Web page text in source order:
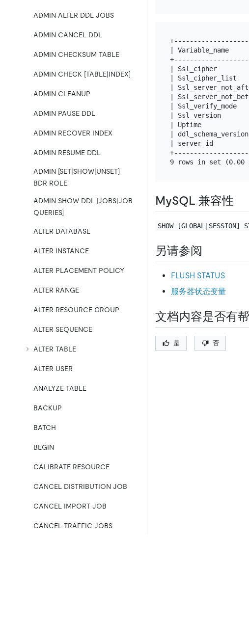
ADMIN ALTER DDL JOBS
ADMIN CANCEL DDL
ADMIN CHECKSUM TABLE
ADMIN CHECK [TABLE|INDEX]
ADMIN CLEANUP
ADMIN PAUSE DDL
ADMIN RECOVER INDEX
ADMIN RESUME DDL
ADMIN [SET|SHOW|UNSET]
BDR ROLE
ADMIN SHOW DDL [JOBS|JOB
QUERIES]
ALTER DATABASE
ALTER INSTANCE
ALTER PLACEMENT POLICY
ALTER RANGE
ALTER RESOURCE GROUP
ALTER SEQUENCE
ALTER TABLE
ALTER USER
ANALYZE TABLE
BACKUP
BATCH
BEGIN
CALIBRATE RESOURCE
CANCEL DISTRIBUTION JOB
CANCEL IMPORT JOB
CANCEL TRAFFIC JOBS
|
| Ssl_cipher
|
|
|
|
| Ssl_version
| Uptime
|
| server_id
MySQL 兼容性
SHOW [GLOBAL|SESSION]
另请参阅
FLUSH STATUS
服务器状态变量
文档内容是否有
是 否